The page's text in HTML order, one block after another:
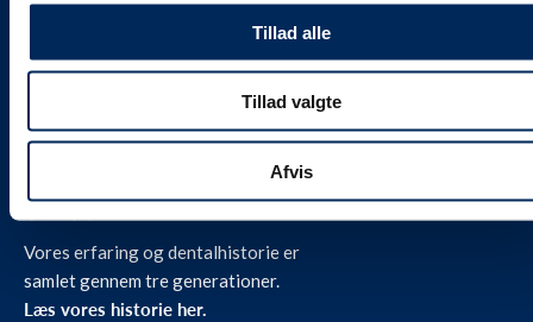
Tillad alle
Tillad valgte
Afvis
Alle vores priser
Kontakt
Team Weesgaard
Vores erfaring og dentalhistorie er
samlet gennem tre generationer.
Læs vores historie her.